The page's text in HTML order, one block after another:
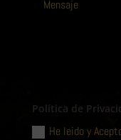
Política de
He leido y